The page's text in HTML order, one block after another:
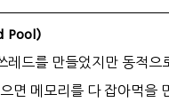
Pool)
레드를 만들었지만 동적
면 메모리를 다 잡아먹을